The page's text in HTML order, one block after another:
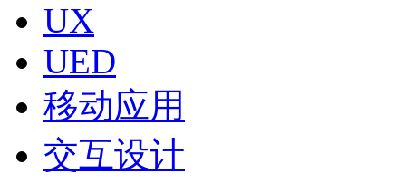
UX
UED
移动应用
交互设计